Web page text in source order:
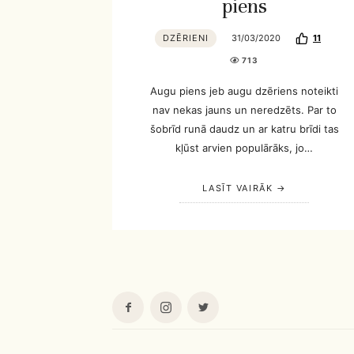
piens
DZĒRIENI 31/03/2020 11
713
Augu piens jeb augu dzēriens noteikti
nav nekas jauns un neredzēts. Par to
šobrīd runā daudz un ar katru brīdi tas
kļūst arvien populārāks, jo…
LASĪT VAIRĀK